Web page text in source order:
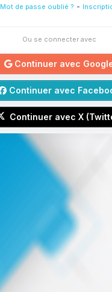
Mot de passe oublié ? -
Ou se connecter avec
Continuer avec
Continuer avec
Continuer avec X